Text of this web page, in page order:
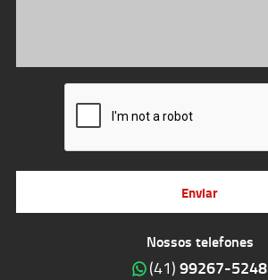
Nossos telefones
(41) 99267-5248
Enviar